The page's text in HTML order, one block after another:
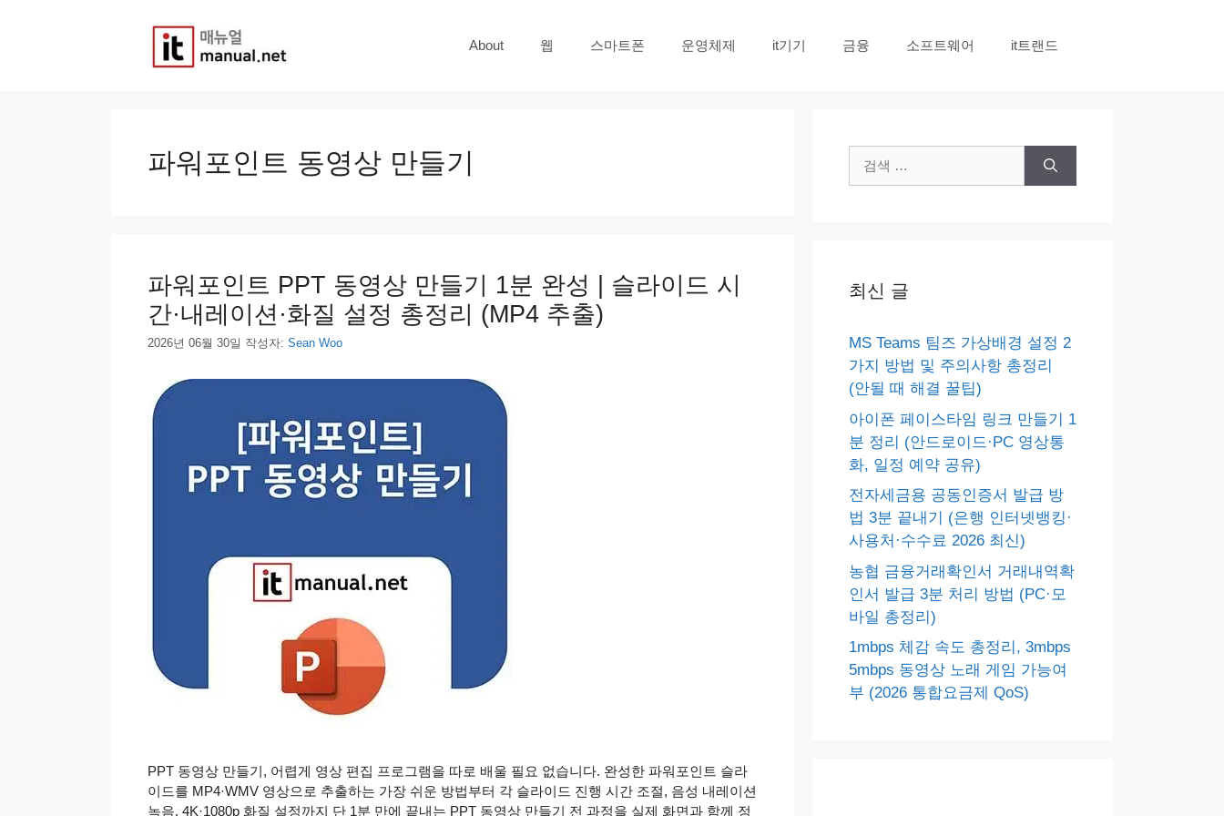
About 웹 스마트폰 운영체제 it기기 금융 소프트웨어 it트랜드
파워포인트 동영상 만들기
파워포인트 PPT 동영상 만들기 1분 완성 | 슬라이드 시
간·내레이션·화질 설정 총정리 (MP4 추출)
2026년 06월 30일 작성자: Sean Woo
PPT 동영상 만들기, 어렵게 영상 편집 프로그램을 따로 배울 필요 없습니다. 완성한 파워포인트 슬라
이드를 MP4·WMV 영상으로 추출하는 가장 쉬운 방법부터 각 슬라이드 진행 시간 조절, 음성 내레이션
녹음, 4K·1080p 화질 설정까지 단 1분 만에 끝내는 PPT 동영상 만들기 전 과정을 실제 화면과 함께 정
색:
최신 글
MS Teams 팀즈 가상배경 설정 2
가지 방법 및 주의사항 총정리
(안될 때 해결 꿀팁)
아이폰 페이스타임 링크 만들기 1
분 정리 (안드로이드·PC 영상통
화, 일정 예약 공유)
전자세금용 공동인증서 발급 방
법 3분 끝내기 (은행 인터넷뱅킹·
사용처·수수료 2026 최신)
농협 금융거래확인서 거래내역확
인서 발급 3분 처리 방법 (PC·모
바일 총정리)
1mbps 체감 속도 총정리, 3mbps
5mbps 동영상 노래 게임 가능여
부 (2026 통합요금제 QoS)